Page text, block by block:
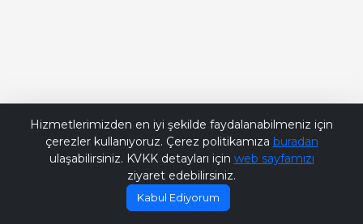
Hizmetlerimizden en iyi şekilde faydalanabilmeniz için
çerezler kullanıyoruz. Çerez politikamıza buradan
ulaşabilirsiniz. KVKK detayları için web sayfamızı
ziyaret edebilirsiniz.
Kabul Ediyorum
Bana Soru Sor | Ask Me